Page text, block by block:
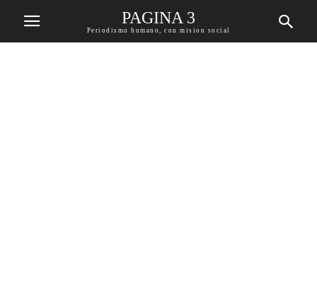
PAGINA 3
Periodismo humano, con mision social